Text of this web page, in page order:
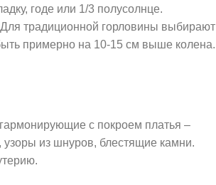
годе или 1/3 полусолнце.
Для традиционной горловины выбирают
примерно на 10-15 см выше колена.
с покроем платья –
из шнуров, блестящие камни.